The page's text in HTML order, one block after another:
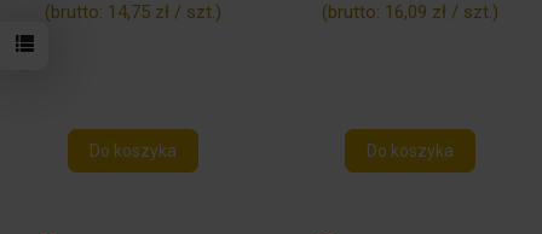
(brutto: 14,75 zł / szt.)
Do koszyka
(brutto: 16,09 zł / szt.)
Do koszyka